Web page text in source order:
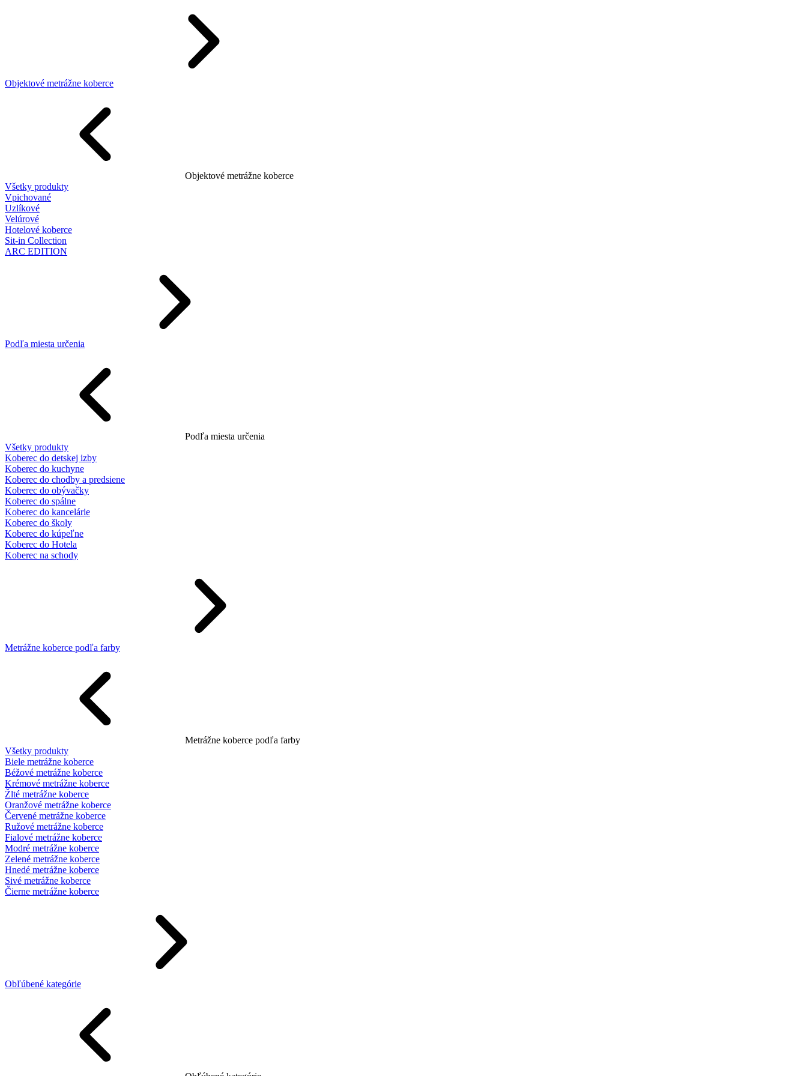
Objektové metrážne koberce
Objektové metrážne koberce
Všetky produkty
Vpichované
Uzlíkové
Velúrové
Hotelové koberce
Sit-in Collection
ARC EDITION
Podľa miesta určenia
Podľa miesta určenia
Všetky produkty
Koberec do detskej izby
Koberec do kuchyne
Koberec do chodby a predsiene
Koberec do obývačky
Koberec do spálne
Koberec do kancelárie
Koberec do školy
Koberec do kúpeľne
Koberec do Hotela
Koberec na schody
Metrážne koberce podľa farby
Metrážne koberce podľa farby
Všetky produkty
Biele metrážne koberce
Béžové metrážne koberce
Krémové metrážne koberce
Žlté metrážne koberce
Oranžové metrážne koberce
Červené metrážne koberce
Ružové metrážne koberce
Fialové metrážne koberce
Modré metrážne koberce
Zelené metrážne koberce
Hnedé metrážne koberce
Sivé metrážne koberce
Čierne metrážne koberce
Obľúbené kategórie